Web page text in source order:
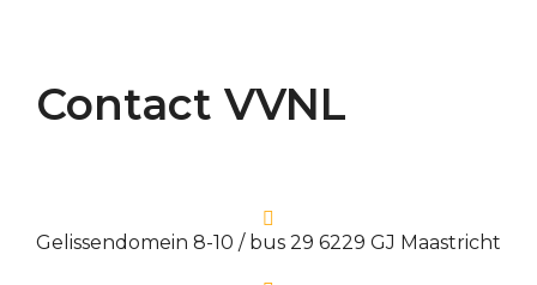
Contact VVNL
Gelissendomein 8-10 / bus 29 6229 GJ Maastricht